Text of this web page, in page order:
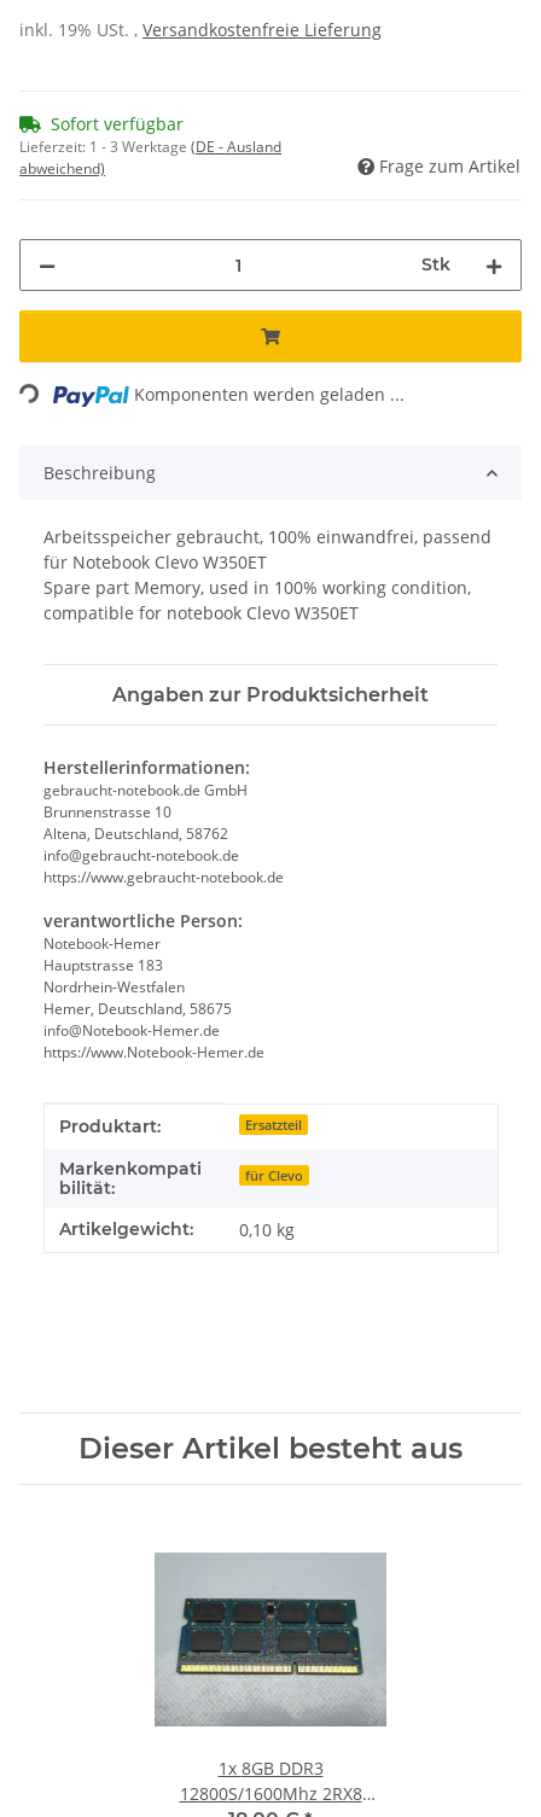
inkl. 19% USt. , Versandkostenfreie Lieferung
Sofort verfügbar
Lieferzeit: 1 - 3 Werktage (DE - Ausland
abweichend)
Frage zum Artikel
Stk
Loading... Komponenten werden geladen ...
Beschreibung
Arbeitsspeicher gebraucht, 100% einwandfrei, passend
für Notebook Clevo W350ET
Spare part Memory, used in 100% working condition,
compatible for notebook Clevo W350ET
Angaben zur Produktsicherheit
Herstellerinformationen:
gebraucht-notebook.de GmbH
Brunnenstrasse 10
Altena, Deutschland, 58762
info@gebraucht-notebook.de
https://www.gebraucht-notebook.de
verantwortliche Person:
Notebook-Hemer
Hauptstrasse 183
Nordrhein-Westfalen
Hemer, Deutschland, 58675
info@Notebook-Hemer.de
https://www.Notebook-Hemer.de
Produkteigenschaft
Wert
Produktart: Ersatzteil
Markenkompati
bilität:
für Clevo
Artikelgewicht: 0,10 kg
Dieser Artikel besteht aus
1x 8GB DDR3
12800S/1600Mhz 2RX8